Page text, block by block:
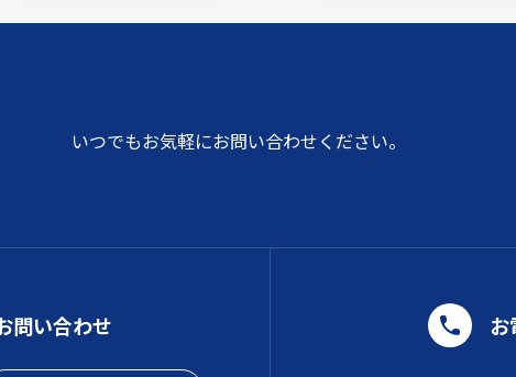
いつでもお気軽にお問い合わせください。
問い合わせ お